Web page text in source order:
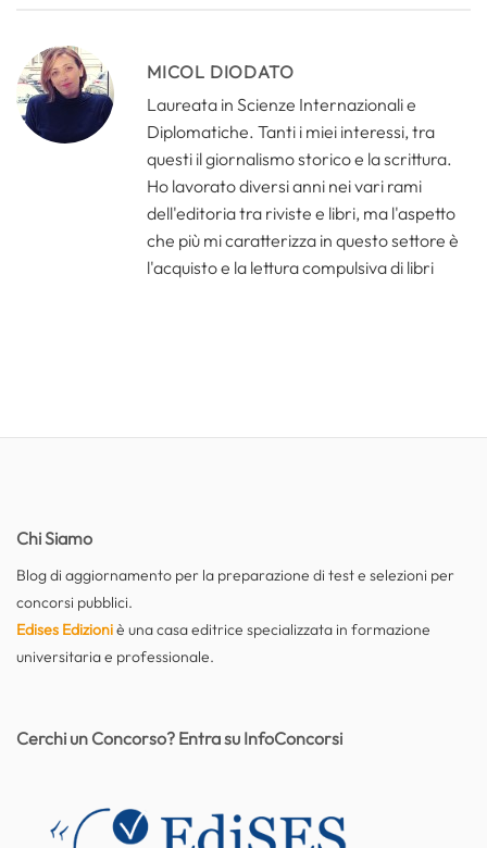
MICOL DIODATO
Laureata in Scienze Internazionali e
Diplomatiche. Tanti i miei interessi, tra
questi il giornalismo storico e la scrittura.
Ho lavorato diversi anni nei vari rami
dell'editoria tra riviste e libri, ma l'aspetto
che più mi caratterizza in questo settore è
l'acquisto e la lettura compulsiva di libri
Chi Siamo
Blog di aggiornamento per la preparazione di test e selezioni per
concorsi pubblici.
Edises Edizioniè una casa editrice specializzata in formazione
universitaria e professionale.
Cerchi un Concorso? Entra su InfoConcorsi